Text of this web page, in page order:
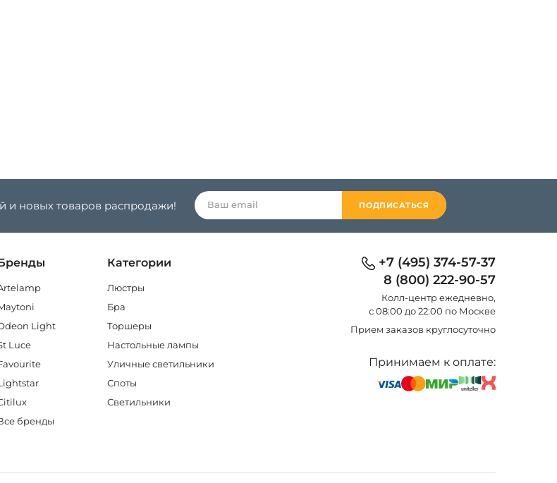
и новых товаров распродажи! ПОДПИСАТЬСЯ
Light
Luce
бренды
Категории
Люстры
Бра
Торшеры
Настольные лампы
Уличные светильники
Споты
Светильники
+7 (495) 374-57-37
8 (800) 222-90-57
Колл-центр eжедневно,
с 08:00 до 22:00 по Москве
Прием заказов круглосуточно
Принимаем к оплате: